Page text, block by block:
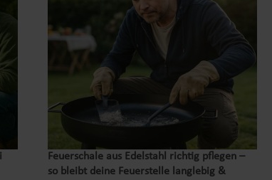
Feuerschale aus Edelstahl richtig pflegen –
so bleibt deine Feuerstelle langlebig &